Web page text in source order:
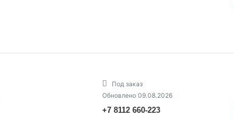
Под заказ
Обновлено 09.08.2026
+7 8112 660-223